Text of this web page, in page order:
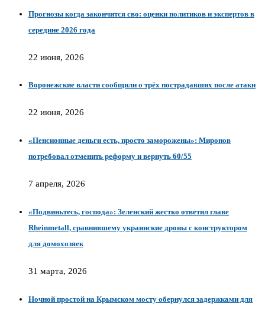
Прогнозы когда закончится сво: оценки политиков и экспертов в
середине 2026 года
22 июня, 2026
Воронежские власти сообщили о трёх пострадавших после атаки
22 июня, 2026
«Пенсионные деньги есть, просто заморожены»: Миронов
потребовал отменить реформу и вернуть 60/55
7 апреля, 2026
«Подвиньтесь, господа»: Зеленский жестко ответил главе
Rheinmetall, сравнившему украинские дроны с конструктором
для домохозяек
31 марта, 2026
Ночной простой на Крымском мосту обернулся задержками для